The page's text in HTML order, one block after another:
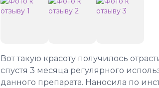
Вот такую красоту получилось
спустя 3 месяца регулярного
данного препарата. Наносила по